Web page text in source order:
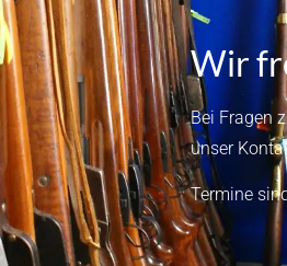
Wir
Bei Fragen
unser
Termine